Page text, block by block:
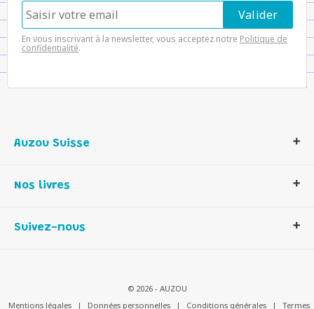
En vous inscrivant à la newsletter, vous acceptez notre Politique de
confidentialité.
Auzou Suisse
Notre histoire
Contactez-nous
Nos livres
Livres enfants
Suivez-nous
© 2026 - AUZOU
Mentions légales
| Données personnelles | Conditions générales |
Termes